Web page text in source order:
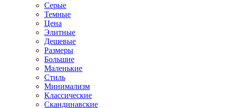
Серые
Темные
Цена
Элитные
Дешевые
Размеры
Большие
Маленькие
Стиль
Минимализм
Классические
Скандинавские